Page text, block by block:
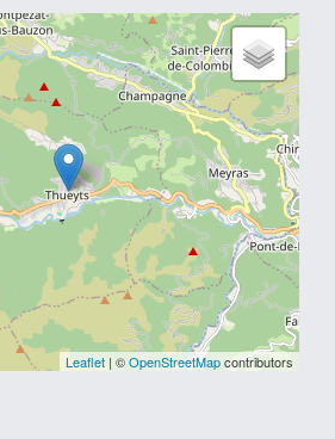
Leaflet | ©OpenStreetMapcontributors